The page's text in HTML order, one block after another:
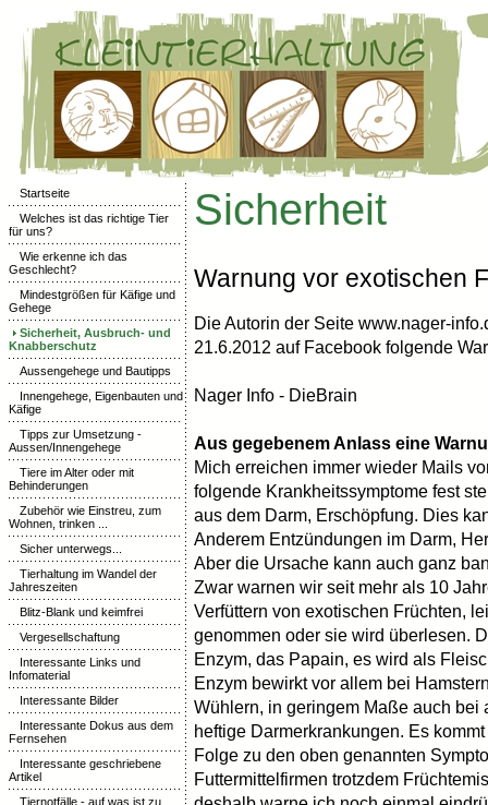
Startseite
Welches ist das richtige Tier
für uns?
Wie erkenne ich das
Geschlecht?
Mindestgrößen für Käfige und
Gehege
Sicherheit, Ausbruch- und
Knabberschutz
Aussengehege und Bautipps
Innengehege, Eigenbauten und
Käfige
Tipps zur Umsetzung -
Aussen/Innengehege
Tiere im Alter oder mit
Behinderungen
Zubehör wie Einstreu, zum
Wohnen, trinken ...
Sicher unterwegs...
Tierhaltung im Wandel der
Jahreszeiten
Blitz-Blank und keimfrei
Vergesellschaftung
Interessante Links und
Infomaterial
Interessante Bilder
Interessante Dokus aus dem
Fernsehen
Interessante geschriebene
Artikel
Tiernotfälle - auf was ist zu
Sicherheit
Warnung vor exotischen
Die Autorin der Seite www.nager-
21.6.2012 auf Facebook folgende
Nager Info - DieBrain
Aus gegebenem Anlass eine
Mich erreichen immer wieder Mails
folgende Krankheitssymptome fest
aus dem Darm, Erschöpfung. Dies
Anderem Entzündungen im Darm,
Aber die Ursache kann auch ganz
Zwar warnen wir seit mehr als 10
Verfüttern von exotischen Früchten,
genommen oder sie wird überlesen.
Enzym, das Papain, es wird als
Enzym bewirkt vor allem bei
Wühlern, in geringem Maße auch
heftige Darmerkrankungen. Es
Folge zu den oben genannten
Futtermittelfirmen trotzdem